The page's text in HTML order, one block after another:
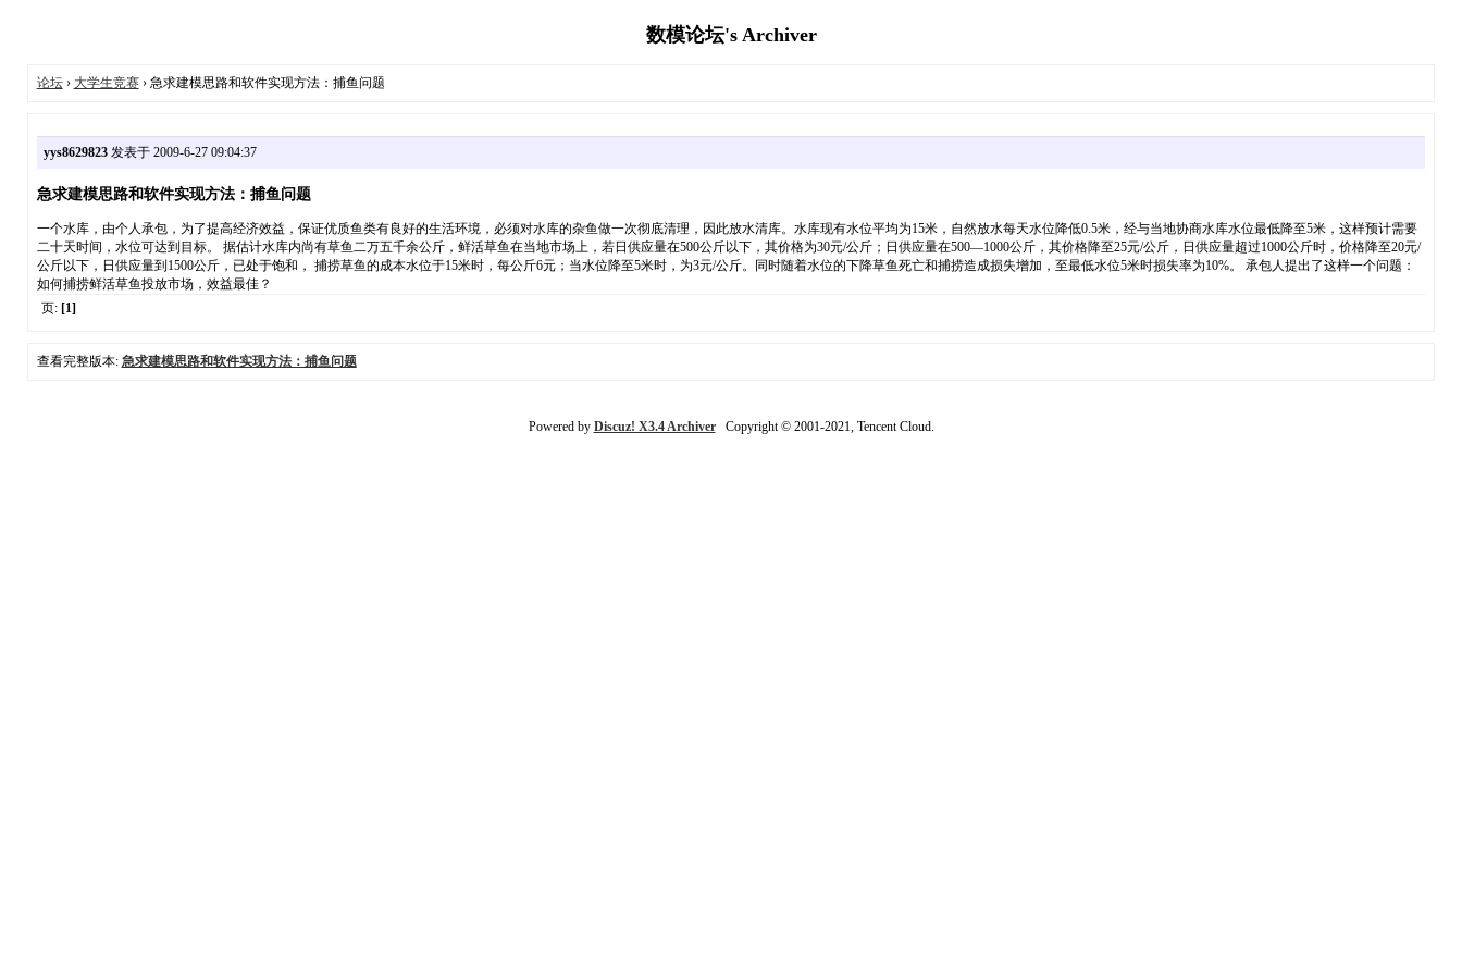
数模论坛's Archiver
论坛› 大学生竞赛› 急求建模思路和软件实现方法：捕鱼问题
yys8629823发表于 2009-6-27 09:04:37
急求建模思路和软件实现方法：捕鱼问题
一个水库，由个人承包，为了提高经济效益，保证优质鱼类有良好的生活环境，必须对水库的杂鱼做一次彻底清理，因此放水清库。水库现有水位平均为15米，自然放水每天水位降低0.5米，经与当地协商水库水位最低降至5米，这样预计需要
二十天时间，水位可达到目标。 据估计水库内尚有草鱼二万五千余公斤，鲜活草鱼在当地市场上，若日供应量在500公斤以下，其价格为30元/公斤；日供应量在500—1000公斤，其价格降至25元/公斤，日供应量超过1000公斤时，价格降至20元/
公斤以下，日供应量到1500公斤，已处于饱和， 捕捞草鱼的成本水位于15米时，每公斤6元；当水位降至5米时，为3元/公斤。同时随着水位的下降草鱼死亡和捕捞造成损失增加，至最低水位5米时损失率为10%。 承包人提出了这样一个问题：
如何捕捞鲜活草鱼投放市场，效益最佳？
页: [1]
查看完整版本: 急求建模思路和软件实现方法：捕鱼问题
Powered by Discuz! X3.4 ArchiverCopyright © 2001-2021, Tencent Cloud.